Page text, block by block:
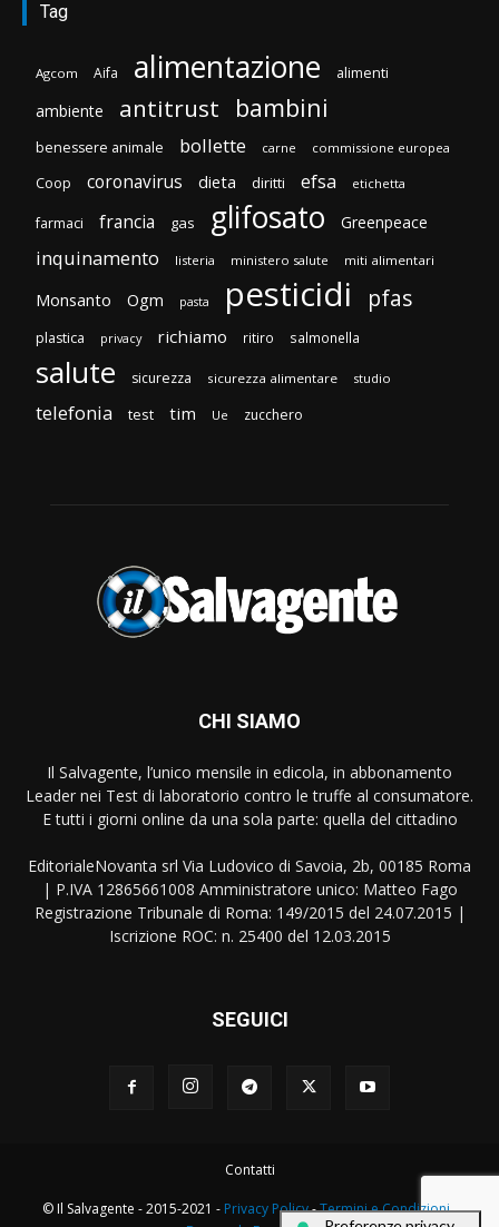
Tag
Agcom Aifa alimentazione alimenti
ambiente antitrust bambini
benessere animale bollette carne commissione europea
Coop coronavirus dieta diritti efsa etichetta
farmaci francia gas glifosato Greenpeace
inquinamento listeria ministero salute miti alimentari
Monsanto Ogm pasta pesticidi pfas
plastica privacy richiamo ritiro salmonella
salute sicurezza sicurezza alimentare studio
telefonia test tim Ue zucchero
CHI SIAMO
Il Salvagente, l’unico mensile in edicola, in abbonamento
Leader nei Test di laboratorio contro le truffe al consumatore.
E tutti i giorni online da una sola parte: quella del cittadino
EditorialeNovanta srl Via Ludovico di Savoia, 2b, 00185 Roma
| P.IVA 12865661008 Amministratore unico: Matteo Fago
Registrazione Tribunale di Roma: 149/2015 del 24.07.2015 |
Iscrizione ROC: n. 25400 del 12.03.2015
SEGUICI
Contatti
© Il Salvagente - 2015-2021 - Privacy Policy-Termini e Condizioni-